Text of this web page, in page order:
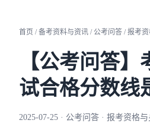
首页 / 备考资料与资讯 / 公考问答 / 报考
【公考问答
试合格分数线
2025-07-25 · 公考问答 · 报考资格